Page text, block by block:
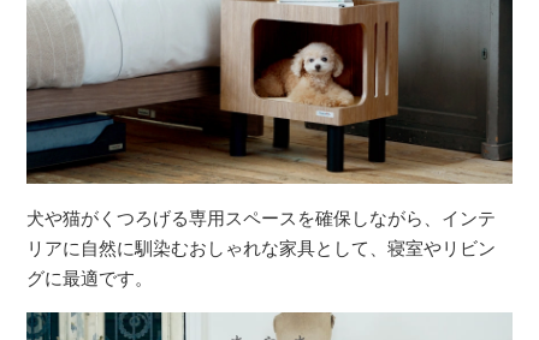
犬や猫がくつろげる専用スペースを確保しながら、インテ
リアに自然に馴染むおしゃれな家具として、寝室やリビン
グに最適です。